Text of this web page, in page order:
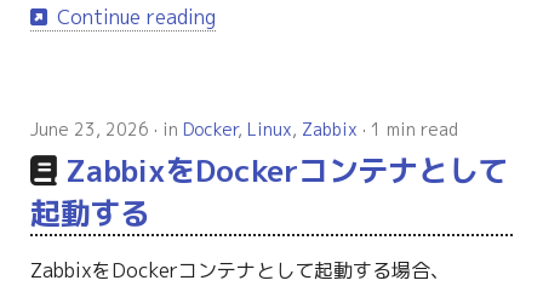
Continue reading
June 23, 2026 in Docker, Linux, Zabbix 1 min read
ZabbixをDockerコンテナとして
起動する
ZabbixをDockerコンテナとして起動する場合、